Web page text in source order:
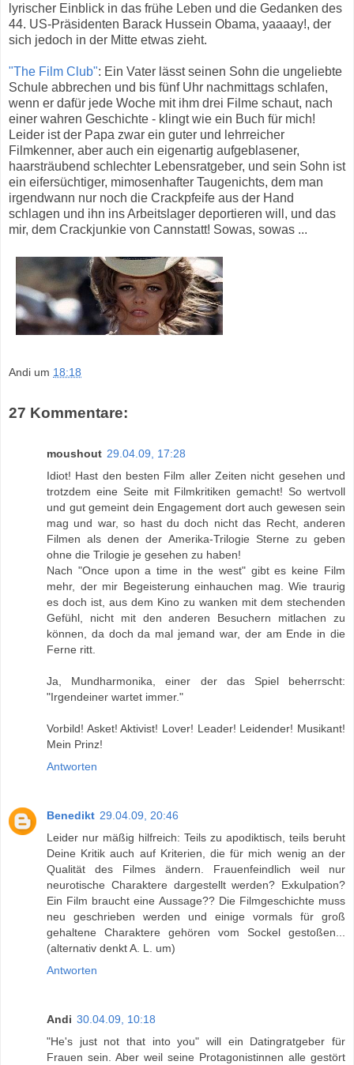
lyrischer Einblick in das frühe Leben und die Gedanken des
44. US-Präsidenten Barack Hussein Obama, yaaaay!, der
sich jedoch in der Mitte etwas zieht.
"The Film Club": Ein Vater lässt seinen Sohn die ungeliebte
Schule abbrechen und bis fünf Uhr nachmittags schlafen,
wenn er dafür jede Woche mit ihm drei Filme schaut, nach
einer wahren Geschichte - klingt wie ein Buch für mich!
Leider ist der Papa zwar ein guter und lehrreicher
Filmkenner, aber auch ein eigenartig aufgeblasener,
haarsträubend schlechter Lebensratgeber, und sein Sohn ist
ein eifersüchtiger, mimosenhafter Taugenichts, dem man
irgendwann nur noch die Crackpfeife aus der Hand
schlagen und ihn ins Arbeitslager deportieren will, und das
mir, dem Crackjunkie von Cannstatt! Sowas, sowas ...
Andi um 18:18
27 Kommentare:
moushout 29.04.09, 17:28
Idiot! Hast den besten Film aller Zeiten nicht gesehen und
trotzdem eine Seite mit Filmkritiken gemacht! So wertvoll
und gut gemeint dein Engagement dort auch gewesen sein
mag und war, so hast du doch nicht das Recht, anderen
Filmen als denen der Amerika-Trilogie Sterne zu geben
ohne die Trilogie je gesehen zu haben!
Nach "Once upon a time in the west" gibt es keine Film
mehr, der mir Begeisterung einhauchen mag. Wie traurig
es doch ist, aus dem Kino zu wanken mit dem stechenden
Gefühl, nicht mit den anderen Besuchern mitlachen zu
können, da doch da mal jemand war, der am Ende in die
Ferne ritt.
Ja, Mundharmonika, einer der das Spiel beherrscht:
"Irgendeiner wartet immer."
Vorbild! Asket! Aktivist! Lover! Leader! Leidender! Musikant!
Mein Prinz!
Antworten
Benedikt 29.04.09, 20:46
Leider nur mäßig hilfreich: Teils zu apodiktisch, teils beruht
Deine Kritik auch auf Kriterien, die für mich wenig an der
Qualität des Filmes ändern. Frauenfeindlich weil nur
neurotische Charaktere dargestellt werden? Exkulpation?
Ein Film braucht eine Aussage?? Die Filmgeschichte muss
neu geschrieben werden und einige vormals für groß
gehaltene Charaktere gehören vom Sockel gestoßen...
(alternativ denkt A. L. um)
Antworten
Andi 30.04.09, 10:18
"He's just not that into you" will ein Datingratgeber für
Frauen sein. Aber weil seine Protagonistinnen alle gestört